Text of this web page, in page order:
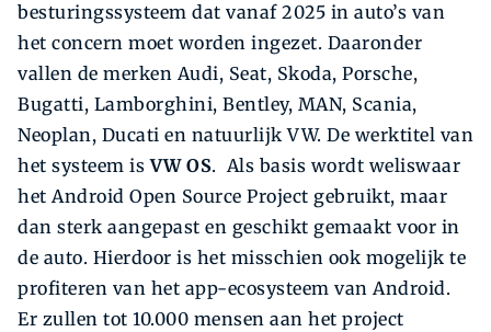
besturingssysteem dat vanaf 2025 in auto’s van
het concern moet worden ingezet. Daaronder
vallen de merken Audi, Seat, Skoda, Porsche,
Bugatti, Lamborghini, Bentley, MAN, Scania,
Neoplan, Ducati en natuurlijk VW. De werktitel van
het systeem isVW OS. Als basis wordt weliswaar
het Android Open Source Project gebruikt, maar
dan sterk aangepast en geschikt gemaakt voor in
de auto. Hierdoor is het misschien ook mogelijk te
profiteren van het app-ecosysteem van Android.
Er zullen tot 10.000 mensen aan het project